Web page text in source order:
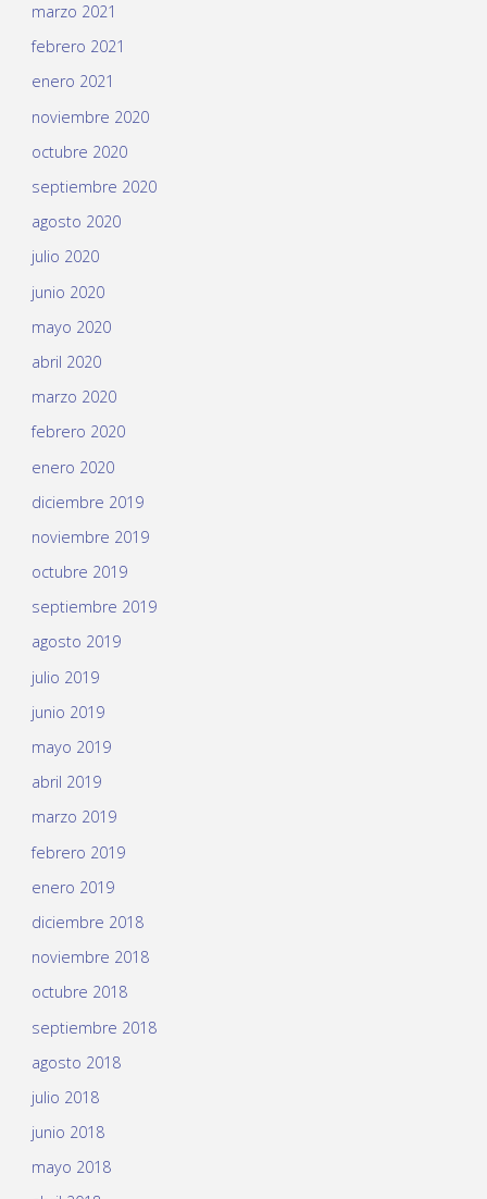
marzo 2021
febrero 2021
enero 2021
noviembre 2020
octubre 2020
septiembre 2020
agosto 2020
julio 2020
junio 2020
mayo 2020
abril 2020
marzo 2020
febrero 2020
enero 2020
diciembre 2019
noviembre 2019
octubre 2019
septiembre 2019
agosto 2019
julio 2019
junio 2019
mayo 2019
abril 2019
marzo 2019
febrero 2019
enero 2019
diciembre 2018
noviembre 2018
octubre 2018
septiembre 2018
agosto 2018
julio 2018
junio 2018
mayo 2018